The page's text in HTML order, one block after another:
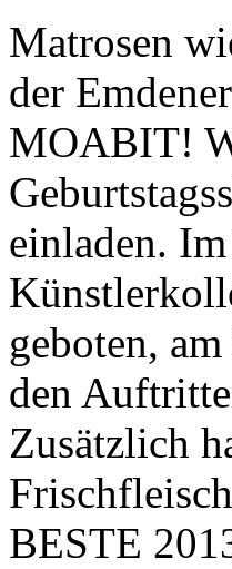
Matrosen
der
MOABIT!
einladen.
geboten,
den
Zusätzlich
BESTE